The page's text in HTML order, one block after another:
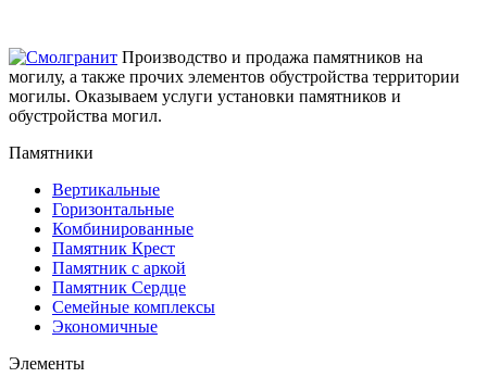
Производство и продажа памятников на
могилу, а также прочих элементов обустройства территории
могилы. Оказываем услуги установки памятников и
обустройства могил.
Памятники
Вертикальные
Горизонтальные
Комбинированные
Памятник Крест
Памятник с аркой
Памятник Сердце
Семейные комплексы
Экономичные
Элементы